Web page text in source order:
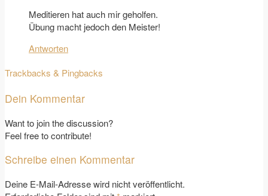
Meditieren hat auch mir geholfen.
Übung macht jedoch den Meister!
Antworten
Trackbacks & Pingbacks
Dein Kommentar
Want to join the discussion?
Feel free to contribute!
Schreibe einen Kommentar
Deine E-Mail-Adresse wird nicht veröffentlicht.